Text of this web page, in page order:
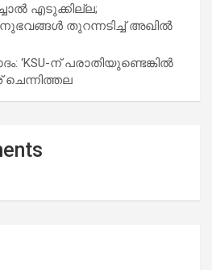
എടുക്കില്ല;
തുറന്നടിച്ച് അഖില്‍
‘KSU-ന് പരാതിയുണ്ടെങ്കിൽ
ചെന്നിത്തല